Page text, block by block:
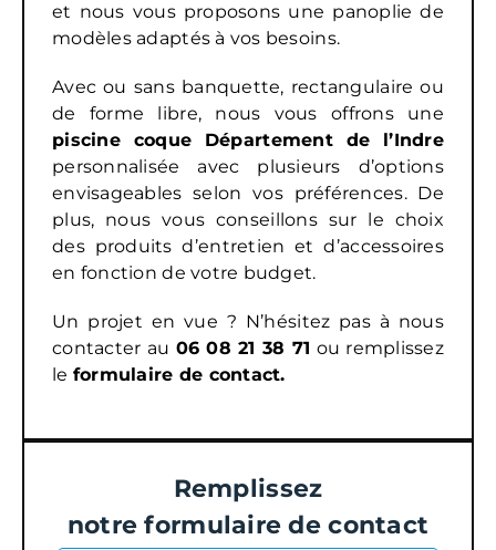
et nous vous proposons une panoplie de
modèles adaptés à vos besoins.
Avec ou sans banquette, rectangulaire ou
de forme libre, nous vous offrons une
piscine coque Département de l’Indre
personnalisée avec plusieurs d’options
envisageables selon vos préférences. De
plus, nous vous conseillons sur le choix
des produits d’entretien et d’accessoires
en fonction de votre budget.
Un projet en vue ? N’hésitez pas à nous
contacter au 06 08 21 38 71 ou remplissez
le formulaire de contact.
Remplissez
notre formulaire de contact